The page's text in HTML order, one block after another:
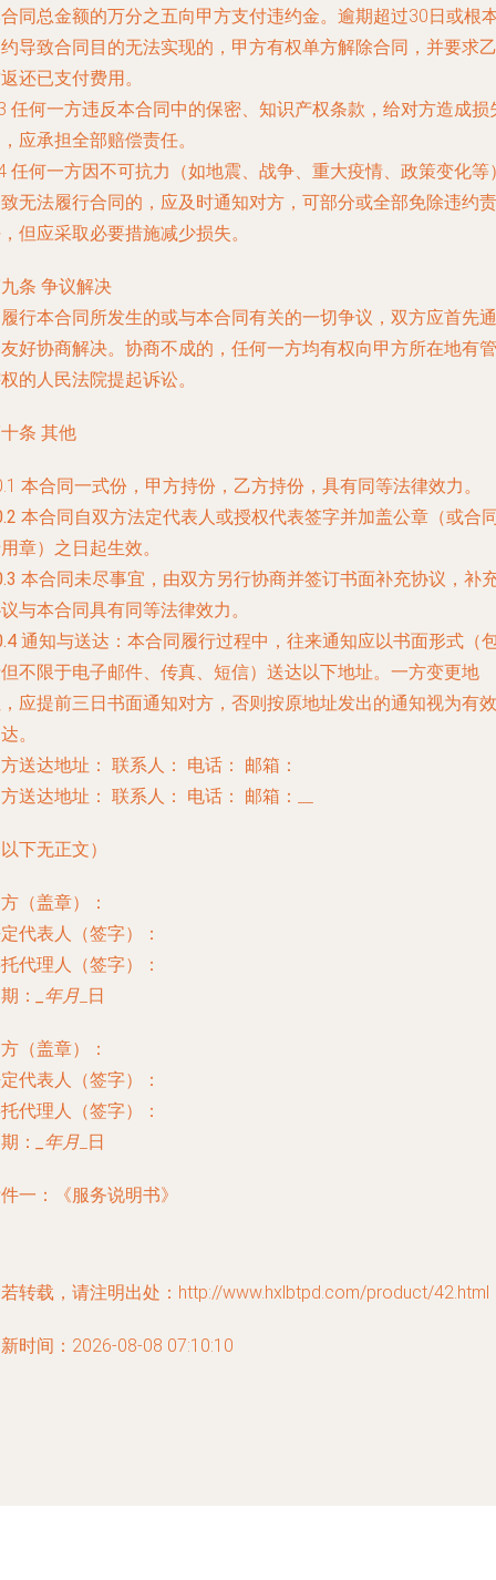
同总金额的万分之五向甲方支付违约金。逾期超过30日或根
导致合同目的无法实现的，甲方有权单方解除合同，并要求乙
还已支付费用。
任何一方违反本合同中的保密、知识产权条款，给对方造成损
应承担全部赔偿责任。
任何一方因不可抗力（如地震、战争、重大疫情、政策变化等
无法履行合同的，应及时通知对方，可部分或全部免除违约责
但应采取必要措施减少损失。
条 争议解决
行本合同所发生的或与本合同有关的一切争议，双方应首先通
好协商解决。协商不成的，任何一方均有权向甲方所在地有管
的人民法院提起诉讼。
条 其他
本合同一式份，甲方持份，乙方持份，具有同等法律效力。
本合同自双方法定代表人或授权代表签字并加盖公章（或合
章）之日起生效。
本合同未尽事宜，由双方另行协商并签订书面补充协议，补
与本合同具有同等法律效力。
通知与送达：本合同履行过程中，往来通知应以书面形式（
不限于电子邮件、传真、短信）送达以下地址。一方变更地
应提前三日书面通知对方，否则按原地址发出的通知视为有效
。
送达地址： 联系人： 电话：
邮箱：
送达地址： 联系人： 电话： 邮箱：
下无正文）
（盖章）：
代表人（签字）：
代理人（签字）：
：
_年月 _日
（盖章）：
代表人（签字）：
代理人（签字）：
：
_年月 _日
一：《服务说明书》
转载，请注明出处：http://www.hxlbtpd.com/product/42.html
时间：2026-08-08 07:10:10